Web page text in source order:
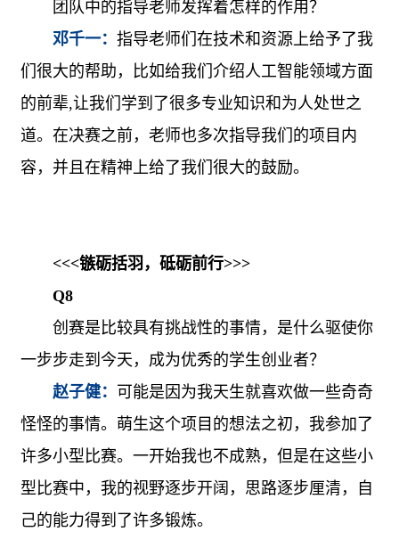
团队中的指导老师发挥着怎样的作用？
邓千一：指导老师们在技术和资源上给予了我
们很大的帮助，比如给我们介绍人工智能领域方面
的前辈,让我们学到了很多专业知识和为人处世之
道。在决赛之前，老师也多次指导我们的项目内
容，并且在精神上给了我们很大的鼓励。
<<<镞砺括羽，砥砺前行>>>
Q8
创赛是比较具有挑战性的事情，是什么驱使你
一步步走到今天，成为优秀的学生创业者？
赵子健： 可能是因为我天生就喜欢做一些奇奇
怪怪的事情。萌生这个项目的想法之初，我参加了
许多小型比赛。一开始我也不成熟，但是在这些小
型比赛中，我的视野逐步开阔，思路逐步厘清，自
己的能力得到了许多锻炼。